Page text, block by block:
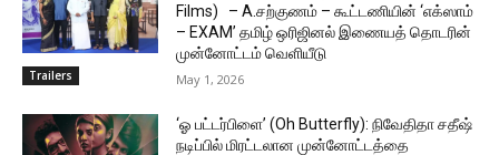
Trailers
Films) – A.சற்குணம் – கூட்டணியின் ‘எக்ஸாம்
– EXAM’ தமிழ் ஒரிஜினல் இணையத் தொடரின்
முன்னோட்டம் வெளியீடு
May 1, 2026
‘ஓ பட்டர்பிளை’ (Oh Butterfly): நிவேதிதா சதீஷ்
நடிப்பில் மிரட்டலான முன்னோட்டத்தை